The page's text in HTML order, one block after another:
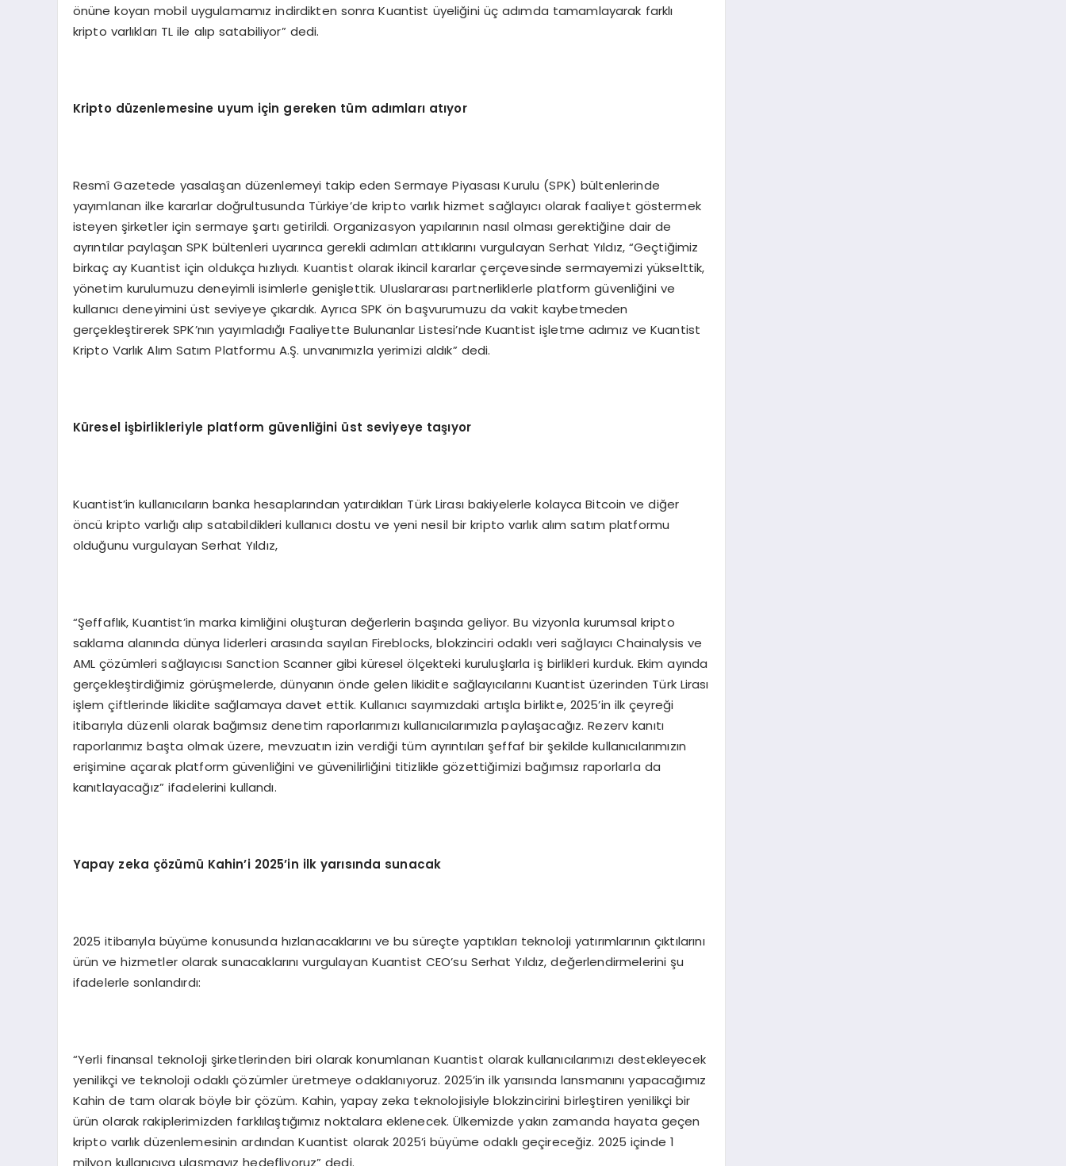
önüne koyan mobil uygulamamız indirdikten sonra Kuantist üyeliğini üç adımda tamamlayarak farklı
kripto varlıkları TL ile alıp satabiliyor” dedi.
Kripto düzenlemesine uyum için gereken tüm adımları atıyor
Resmî Gazetede yasalaşan düzenlemeyi takip eden Sermaye Piyasası Kurulu (SPK) bültenlerinde
yayımlanan ilke kararlar doğrultusunda Türkiye’de kripto varlık hizmet sağlayıcı olarak faaliyet göstermek
isteyen şirketler için sermaye şartı getirildi. Organizasyon yapılarının nasıl olması gerektiğine dair de
ayrıntılar paylaşan SPK bültenleri uyarınca gerekli adımları attıklarını vurgulayan Serhat Yıldız, “Geçtiğimiz
birkaç ay Kuantist için oldukça hızlıydı. Kuantist olarak ikincil kararlar çerçevesinde sermayemizi yükselttik,
yönetim kurulumuzu deneyimli isimlerle genişlettik. Uluslararası partnerliklerle platform güvenliğini ve
kullanıcı deneyimini üst seviyeye çıkardık. Ayrıca SPK ön başvurumuzu da vakit kaybetmeden
gerçekleştirerek SPK’nın yayımladığı Faaliyette Bulunanlar Listesi’nde Kuantist işletme adımız ve Kuantist
Kripto Varlık Alım Satım Platformu A.Ş. unvanımızla yerimizi aldık” dedi.
Küresel işbirlikleriyle platform güvenliğini üst seviyeye taşıyor
Kuantist’in kullanıcıların banka hesaplarından yatırdıkları Türk Lirası bakiyelerle kolayca Bitcoin ve diğer
öncü kripto varlığı alıp satabildikleri kullanıcı dostu ve yeni nesil bir kripto varlık alım satım platformu
olduğunu vurgulayan Serhat Yıldız,
“Şeffaflık, Kuantist’in marka kimliğini oluşturan değerlerin başında geliyor. Bu vizyonla kurumsal kripto
saklama alanında dünya liderleri arasında sayılan Fireblocks, blokzinciri odaklı veri sağlayıcı Chainalysis ve
AML çözümleri sağlayıcısı Sanction Scanner gibi küresel ölçekteki kuruluşlarla iş birlikleri kurduk. Ekim ayında
gerçekleştirdiğimiz görüşmelerde, dünyanın önde gelen likidite sağlayıcılarını Kuantist üzerinden Türk Lirası
işlem çiftlerinde likidite sağlamaya davet ettik. Kullanıcı sayımızdaki artışla birlikte, 2025’in ilk çeyreği
itibarıyla düzenli olarak bağımsız denetim raporlarımızı kullanıcılarımızla paylaşacağız. Rezerv kanıtı
raporlarımız başta olmak üzere, mevzuatın izin verdiği tüm ayrıntıları şeffaf bir şekilde kullanıcılarımızın
erişimine açarak platform güvenliğini ve güvenilirliğini titizlikle gözettiğimizi bağımsız raporlarla da
kanıtlayacağız” ifadelerini kullandı.
Yapay zeka çözümü Kahin’i 2025’in ilk yarısında sunacak
2025 itibarıyla büyüme konusunda hızlanacaklarını ve bu süreçte yaptıkları teknoloji yatırımlarının çıktılarını
ürün ve hizmetler olarak sunacaklarını vurgulayan Kuantist CEO’su Serhat Yıldız, değerlendirmelerini şu
ifadelerle sonlandırdı:
“Yerli finansal teknoloji şirketlerinden biri olarak konumlanan Kuantist olarak kullanıcılarımızı destekleyecek
yenilikçi ve teknoloji odaklı çözümler üretmeye odaklanıyoruz. 2025’in ilk yarısında lansmanını yapacağımız
Kahin de tam olarak böyle bir çözüm. Kahin, yapay zeka teknolojisiyle blokzincirini birleştiren yenilikçi bir
ürün olarak rakiplerimizden farklılaştığımız noktalara eklenecek. Ülkemizde yakın zamanda hayata geçen
kripto varlık düzenlemesinin ardından Kuantist olarak 2025’i büyüme odaklı geçireceğiz. 2025 içinde 1
milyon kullanıcıya ulaşmayız hedefliyoruz” dedi.